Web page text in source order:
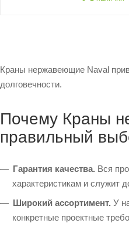
Краны нержавеющие Naval
долговечности.
Почему Краны
правильный
Гарантия качества. Вся
характеристикам и служит
Широкий ассортимент. У
конкретные проектные